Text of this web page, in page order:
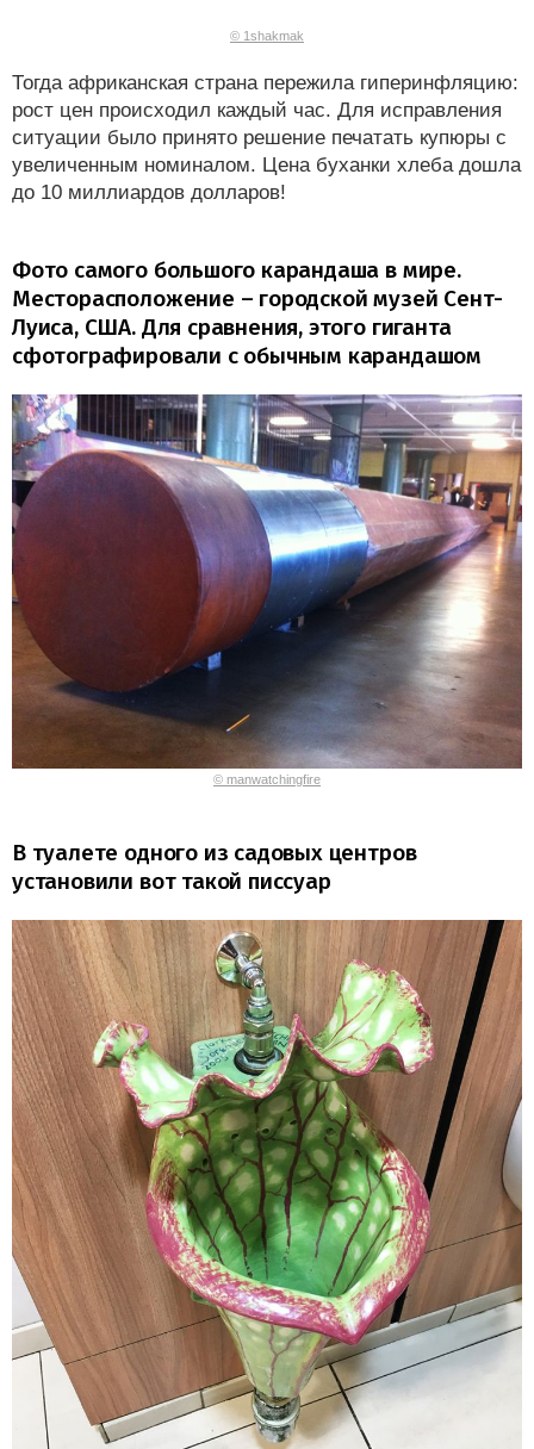
© 1shakmak
Тогда африканская страна пережила гиперинфляцию:
рост цен происходил каждый час. Для исправления
ситуации было принято решение печатать купюры с
увеличенным номиналом. Цена буханки хлеба дошла
до 10 миллиардов долларов!
Фото самого большого карандаша в мире.
Месторасположение – городской музей Сент-
Луиса, США. Для сравнения, этого гиганта
сфотографировали с обычным карандашом
© manwatchingfire
В туалете одного из садовых центров
установили вот такой писсуар